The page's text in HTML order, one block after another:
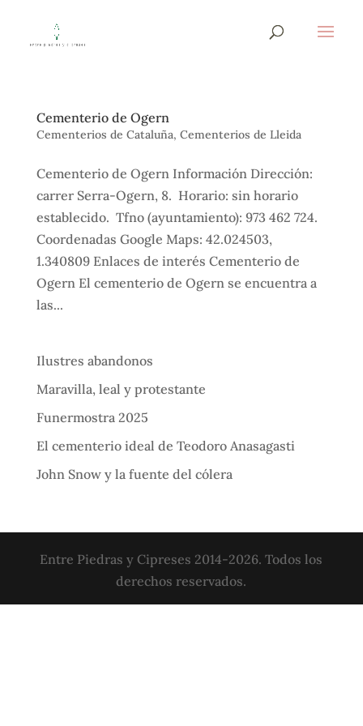
Cementerio de Ogern
Cementerios de Cataluña, Cementerios de Lleida
Cementerio de Ogern Información Dirección:
carrer Serra-Ogern, 8. Horario: sin horario
establecido. Tfno (ayuntamiento): 973 462 724.
Coordenadas Google Maps: 42.024503,
1.340809 Enlaces de interés Cementerio de
Ogern El cementerio de Ogern se encuentra a
las...
Ilustres abandonos
Maravilla, leal y protestante
Funermostra 2025
El cementerio ideal de Teodoro Anasagasti
John Snow y la fuente del cólera
Entre Piedras y Cipreses 2014-2026. Todos los
derechos reservados.